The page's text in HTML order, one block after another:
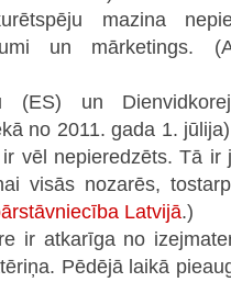
mazina
un mārketings.
(ES) un
no 2011. gada 1.
vēl nepieredzēts. Tā ir
visās nozarēs,
Latvijā.)
ir atkarīga no
Pēdējā laikā